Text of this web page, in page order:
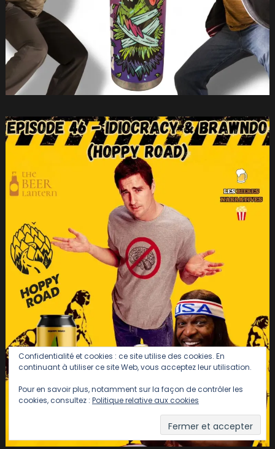
Confidentialité et cookies : ce site utilise des cookies. En
continuant à utiliser ce site Web, vous acceptez leur utilisation.
Pour en savoir plus, notamment sur la façon de contrôler les
cookies, consultez : Politique relative aux cookies